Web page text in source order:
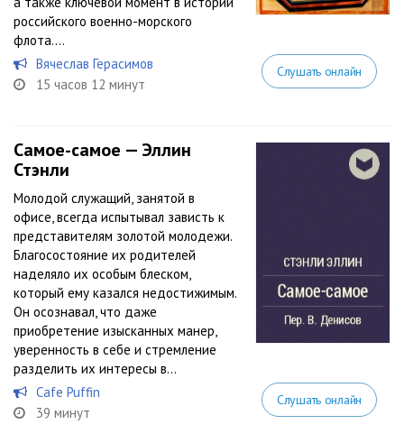
российского военно-морского
флота....
Вячеслав Герасимов
15 часов 12 минут
Слушать онлайн
Самое-самое — Эллин
Стэнли
Молодой служащий, занятой в
офисе, всегда испытывал зависть к
представителям золотой молодежи.
Благосостояние их родителей
наделяло их особым блеском,
который ему казался недостижимым.
Он осознавал, что даже
приобретение изысканных манер,
уверенность в себе и стремление
разделить их интересы в...
Cafe Puffin
39 минут
Слушать онлайн